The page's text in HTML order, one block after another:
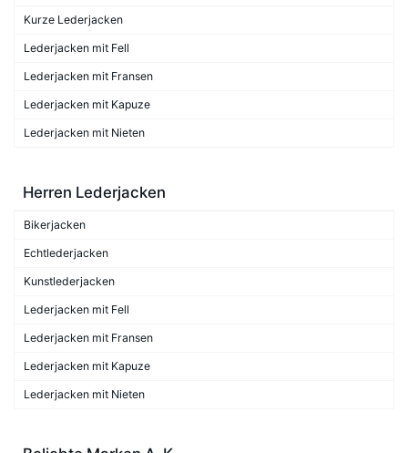
Kurze Lederjacken
Lederjacken mit Fell
Lederjacken mit Fransen
Lederjacken mit Kapuze
Lederjacken mit Nieten
Herren Lederjacken
Bikerjacken
Echtlederjacken
Kunstlederjacken
Lederjacken mit Fell
Lederjacken mit Fransen
Lederjacken mit Kapuze
Lederjacken mit Nieten